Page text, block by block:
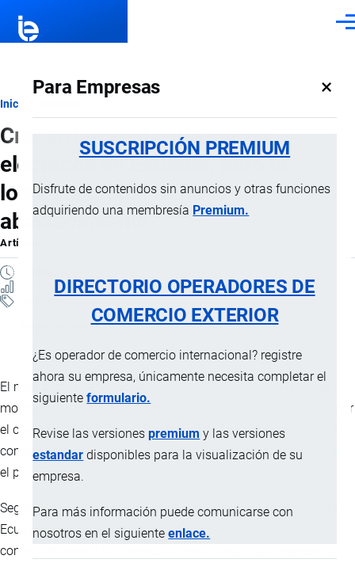
Para Empresas ×
SUSCRIPCIÓN PREMIUM
Disfrute de contenidos sin anuncios y otras funciones
adquiriendo una membresía Premium.
DIRECTORIO OPERADORES DE
COMERCIO EXTERIOR
¿Es operador de comercio internacional? registre
ahora su empresa, únicamente necesita completar el
siguienteformulario.
Revise las versionespremium y las versiones
estandar disponibles para la visualización de su
empresa.
Para más información puede comunicarse con
nosotros en el siguienteenlace.
Ruta
de
navegación
Inicio
Crecen las ventas de carros
eléctricos en Ecuador, pero la
logística global frena el
abastecimiento
Artículo
10 VISTAS
Importaciones
El mercado de vehículos eléctricos en Ecuador atraviesa un
momento de expansión acelerada durante 2026, impulsado por
el cambio en los hábitos de consumo, el encarecimiento de los
combustibles tradicionales y una mayor oferta de modelos en
el país.
Según datos de la Asociación de Empresas Automotrices del
Ecuador (Aeade), entre enero y mayo de 2026 se
comercializaron 4.019 vehículos eléctricos, lo que representa